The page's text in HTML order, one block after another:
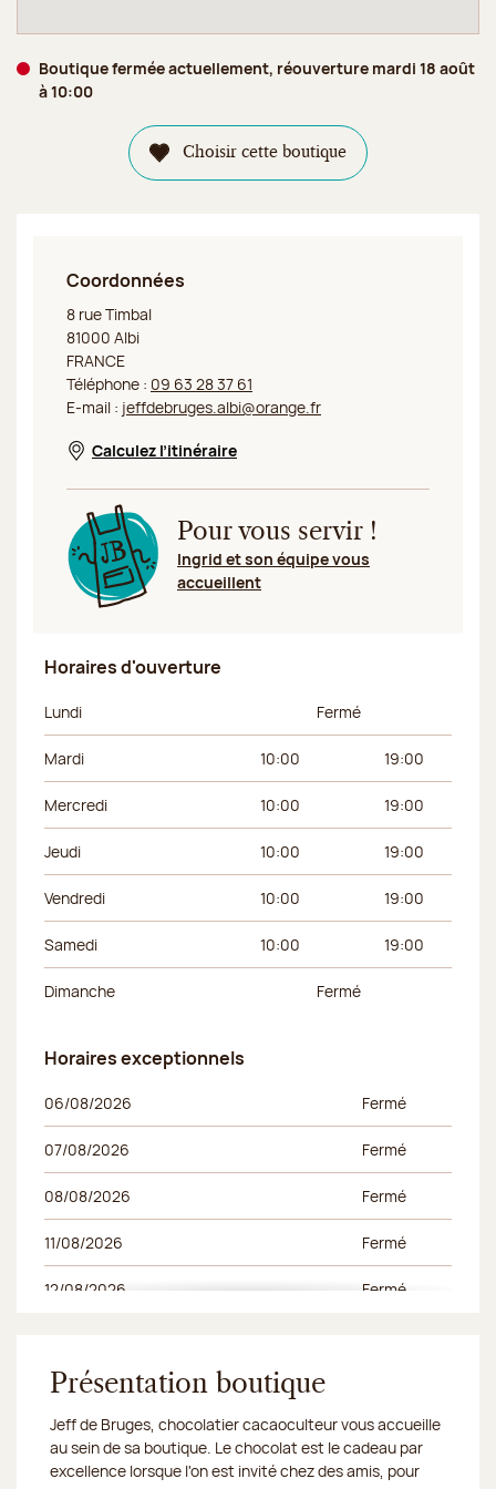
Boutique fermée actuellement, réouverture mardi 18 août
à 10:00
Choisir cette boutique
Coordonnées
Jeff de Bruges Albi
8 rue Timbal
81000 Albi
FRANCE
Téléphone : 09 63 28 37 61
E-mail : jeffdebruges.albi@orange.fr
Nouvelle fenêtre
Calculez l’itinéraire
Pour vous servir !
Ingrid et son équipe vous
accueillent
Horaires d'ouverture
Jour de la semaine Horaires du matin
Lundi Fermé
Mardi 10:00 19:00
Mercredi 10:00 19:00
Jeudi 10:00 19:00
Vendredi 10:00 19:00
Samedi 10:00 19:00
Dimanche Fermé
Horaires exceptionnels
Jour de la semaine Horaires de
06/08/2026 Fermé
07/08/2026 Fermé
08/08/2026 Fermé
11/08/2026 Fermé
12/08/2026 Fermé
14/08/2026
15/08/2026 Fermé
Présentation boutique
Jeff de Bruges, chocolatier cacaoculteur vous accueille
au sein de sa boutique. Le chocolat est le cadeau par
excellence lorsque l'on est invité chez des amis, pour